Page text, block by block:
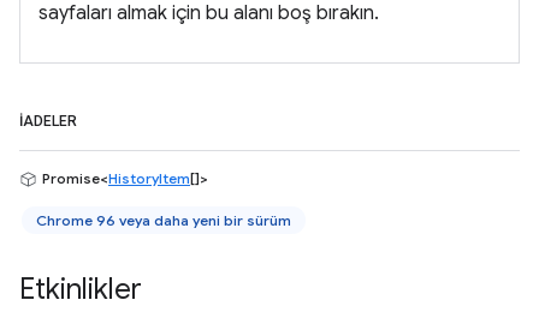
sayfaları almak için bu alanı boş bırakın.
İADELER
Promise<HistoryItem[]>
Chrome 96 veya daha yeni bir sürüm
Etkinlikler